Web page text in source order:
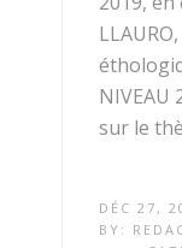
NIVEAU
sur le
DÉC 27,
BY: